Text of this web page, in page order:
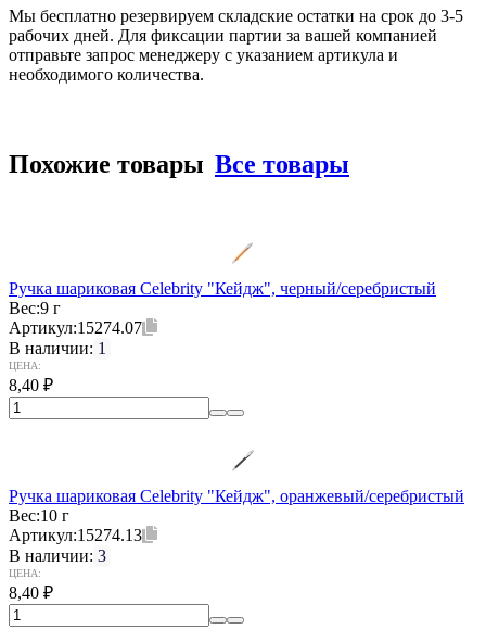
Мы бесплатно резервируем складские остатки на срок до 3-5
рабочих дней. Для фиксации партии за вашей компанией
отправьте запрос менеджеру с указанием артикула и
необходимого количества.
Похожие товары Все товары
Ручка шариковая Celebrity "Кейдж", черный/серебристый
Вес:9 г
Артикул:15274.07
В наличии: 1
ЦЕНА:
8,40 ₽
Ручка шариковая Celebrity "Кейдж", оранжевый/серебристый
Вес:10 г
Артикул:15274.13
В наличии: 3
ЦЕНА:
8,40 ₽